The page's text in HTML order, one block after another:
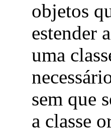
objetos
estender
uma
sem que
a classe